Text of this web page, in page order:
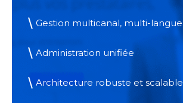
Gestion multicanal, multi-langue
Administration unifiée
Architecture robuste et scalable